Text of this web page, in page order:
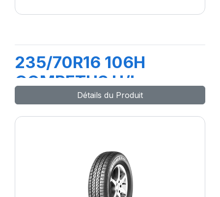
235/70R16 106H
COMPETUS H/L
Détails du Produit